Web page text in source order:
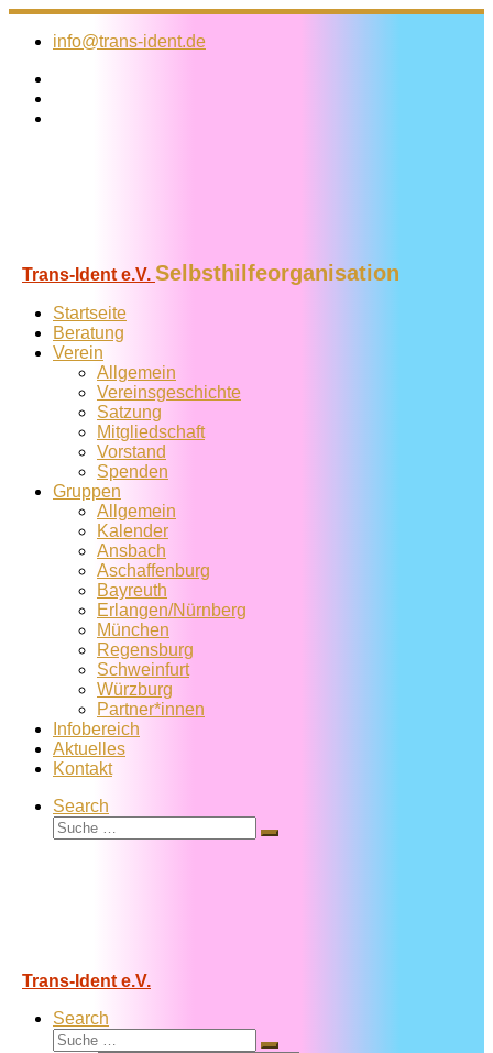
Zum
Inhalt
info@trans-ident.de
Trans-Ident e.V. Selbsthilfeorganisation
Startseite
Beratung
Verein
Allgemein
Vereins­geschichte
Satzung
Mitglied­schaft
Vorstand
Spenden
Gruppen
Allgemein
Kalender
Ansbach
Aschaffenburg
Bayreuth
Erlangen/Nürnberg
München
Regensburg
Schweinfurt
Würzburg
Partner*innen
Infobereich
Aktuelles
Kontakt
Search
Suche
Suche
Trans-Ident e.V.
Search
Suche